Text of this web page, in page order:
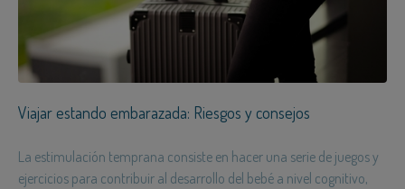
Viajar estando embarazada: Riesgos y consejos
La estimulación temprana consiste en hacer una serie de juegos y
ejercicios para contribuir al desarrollo del bebé a nivel cognitivo,